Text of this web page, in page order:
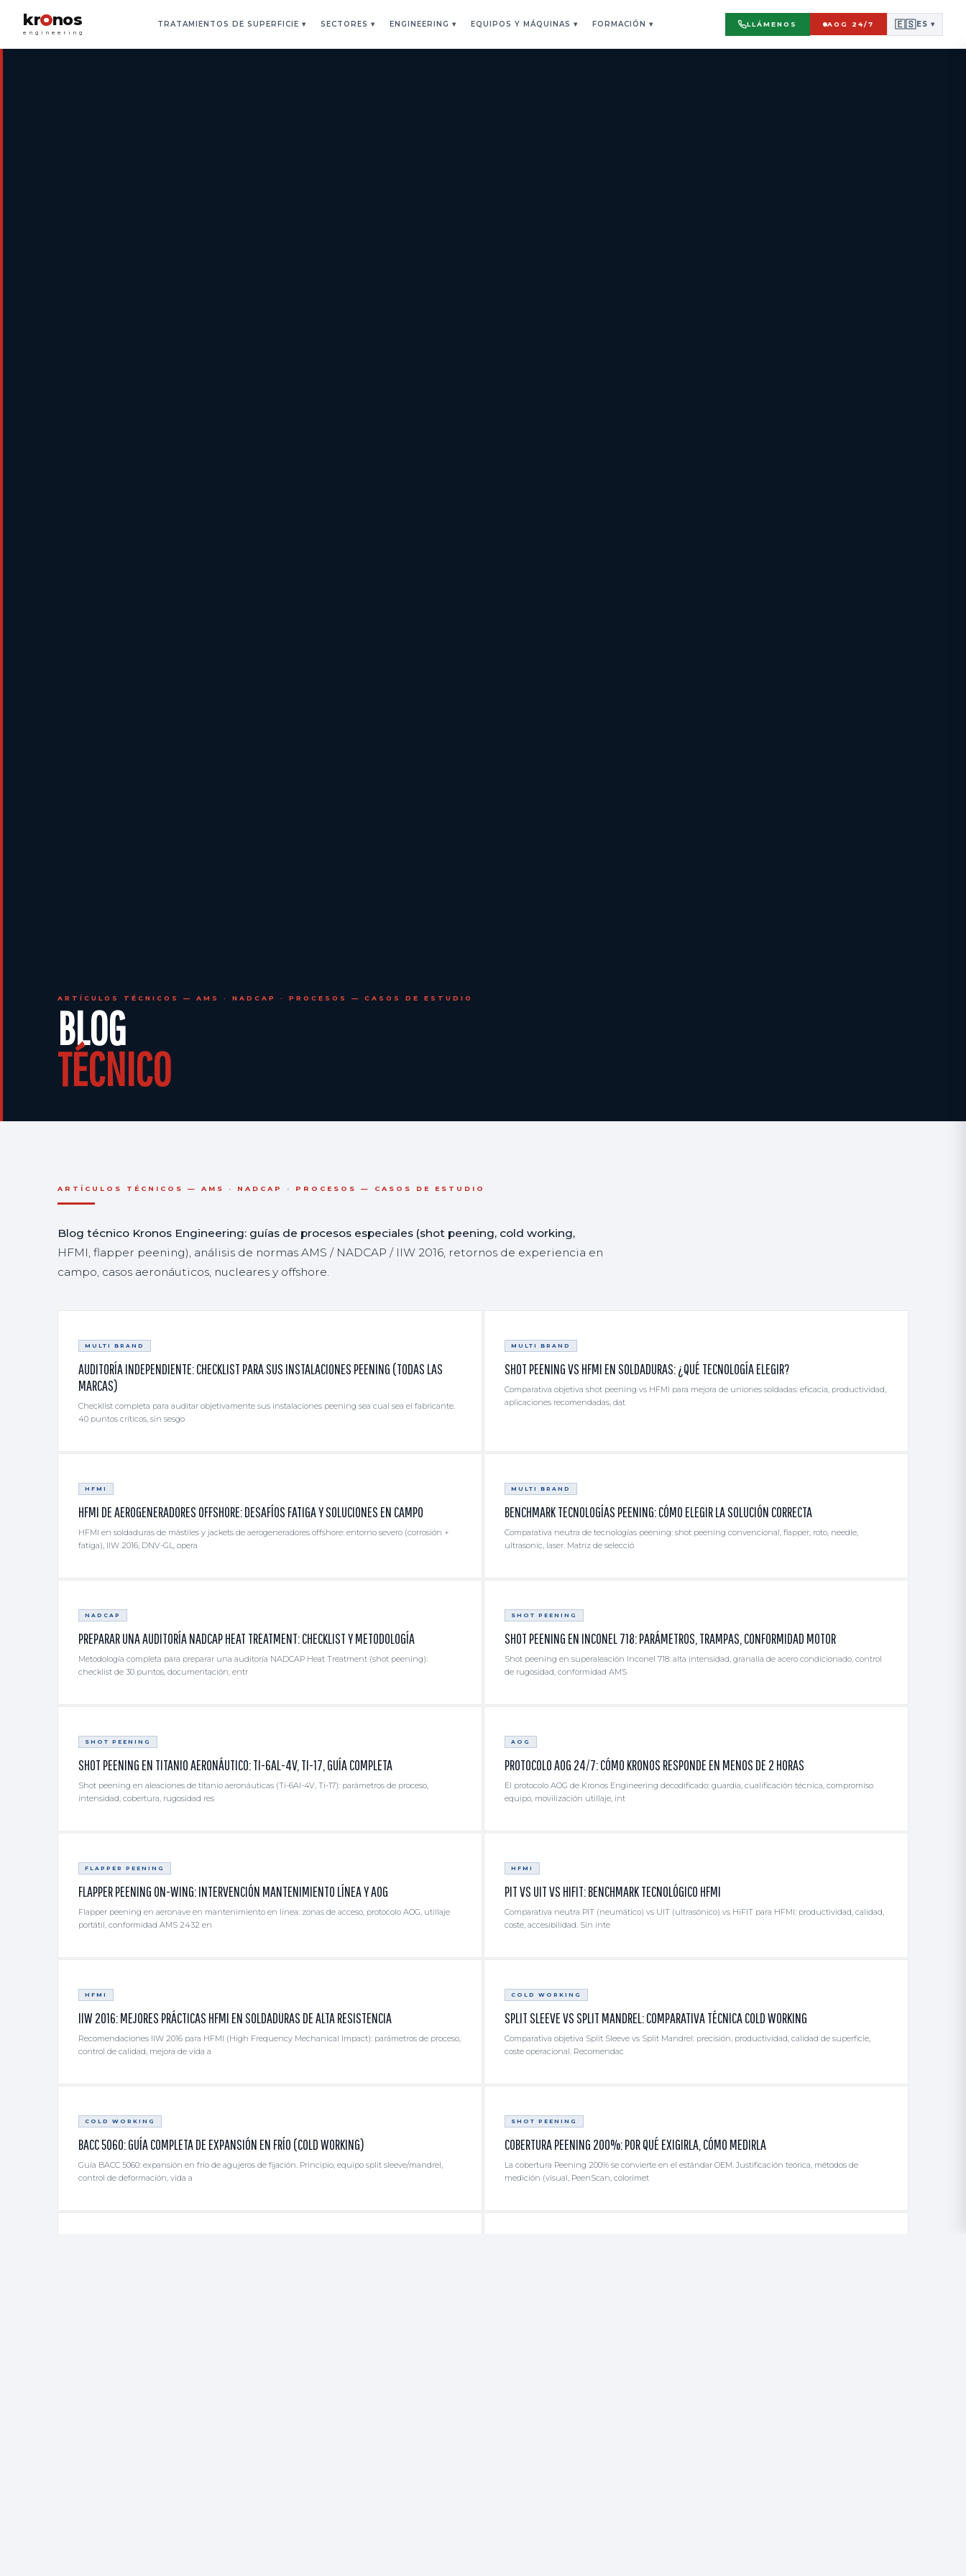
kr nos
engineering
TRATAMIENTOS DE SUPERFICIE ▾ SECTORES ▾ ENGINEERING ▾ EQUIPOS Y MÁQUINAS ▾ FORMACIÓN ▾ LLÁMENOS AOG 24/7 🇪🇸ES ▾
ARTÍCULOS TÉCNICOS — AMS · NADCAP · PROCESOS — CASOS DE ESTUDIO
BLOG
TÉCNICO
ARTÍCULOS TÉCNICOS — AMS · NADCAP · PROCESOS — CASOS DE ESTUDIO
Blog técnico Kronos Engineering: guías de procesos especiales (shot peening, cold working,
HFMI, flapper peening), análisis de normas AMS / NADCAP / IIW 2016, retornos de experiencia en
campo, casos aeronáuticos, nucleares y offshore.
MULTI BRAND
AUDITORÍA INDEPENDIENTE: CHECKLIST PARA SUS INSTALACIONES PEENING (TODAS LAS
MARCAS)
Checklist completa para auditar objetivamente sus instalaciones peening sea cual sea el fabricante.
40 puntos críticos, sin sesgo
MULTI BRAND
SHOT PEENING VS HFMI EN SOLDADURAS: ¿QUÉ TECNOLOGÍA ELEGIR?
Comparativa objetiva shot peening vs HFMI para mejora de uniones soldadas: eficacia, productividad,
aplicaciones recomendadas, dat
HFMI
HFMI DE AEROGENERADORES OFFSHORE: DESAFÍOS FATIGA Y SOLUCIONES EN CAMPO
HFMI en soldaduras de mástiles y jackets de aerogeneradores offshore: entorno severo (corrosión +
fatiga), IIW 2016, DNV-GL, opera
MULTI BRAND
BENCHMARK TECNOLOGÍAS PEENING: CÓMO ELEGIR LA SOLUCIÓN CORRECTA
Comparativa neutra de tecnologías peening: shot peening convencional, flapper, roto, needle,
ultrasonic, laser. Matriz de selecció
NADCAP
PREPARAR UNA AUDITORÍA NADCAP HEAT TREATMENT: CHECKLIST Y METODOLOGÍA
Metodología completa para preparar una auditoría NADCAP Heat Treatment (shot peening):
checklist de 30 puntos, documentación, entr
SHOT PEENING
SHOT PEENING EN INCONEL 718: PARÁMETROS, TRAMPAS, CONFORMIDAD MOTOR
Shot peening en superaleación Inconel 718: alta intensidad, granalla de acero condicionado, control
de rugosidad, conformidad AMS
SHOT PEENING
SHOT PEENING EN TITANIO AERONÁUTICO: TI-6AL-4V, TI-17, GUÍA COMPLETA
Shot peening en aleaciones de titanio aeronáuticas (Ti-6Al-4V, Ti-17): parámetros de proceso,
intensidad, cobertura, rugosidad res
AOG
PROTOCOLO AOG 24/7: CÓMO KRONOS RESPONDE EN MENOS DE 2 HORAS
El protocolo AOG de Kronos Engineering decodificado: guardia, cualificación técnica, compromiso
equipo, movilización utillaje, int
FLAPPER PEENING
FLAPPER PEENING ON-WING: INTERVENCIÓN MANTENIMIENTO LÍNEA Y AOG
Flapper peening en aeronave en mantenimiento en línea: zonas de acceso, protocolo AOG, utillaje
portátil, conformidad AMS 2432 en
HFMI
PIT VS UIT VS HIFIT: BENCHMARK TECNOLÓGICO HFMI
Comparativa neutra PIT (neumático) vs UIT (ultrasónico) vs HiFIT para HFMI: productividad, calidad,
coste, accesibilidad. Sin inte
HFMI
IIW 2016: MEJORES PRÁCTICAS HFMI EN SOLDADURAS DE ALTA RESISTENCIA
Recomendaciones IIW 2016 para HFMI (High Frequency Mechanical Impact): parámetros de proceso,
control de calidad, mejora de vida a
COLD WORKING
SPLIT SLEEVE VS SPLIT MANDREL: COMPARATIVA TÉCNICA COLD WORKING
Comparativa objetiva Split Sleeve vs Split Mandrel: precisión, productividad, calidad de superficie,
coste operacional. Recomendac
COLD WORKING
BACC 5060: GUÍA COMPLETA DE EXPANSIÓN EN FRÍO (COLD WORKING)
Guía BACC 5060: expansión en frío de agujeros de fijación. Principio, equipo split sleeve/mandrel,
control de deformación, vida a
SHOT PEENING
COBERTURA PEENING 200%: POR QUÉ EXIGIRLA, CÓMO MEDIRLA
La cobertura Peening 200% se convierte en el estándar OEM. Justificación teórica, métodos de
medición (visual, PeenScan, colorimet